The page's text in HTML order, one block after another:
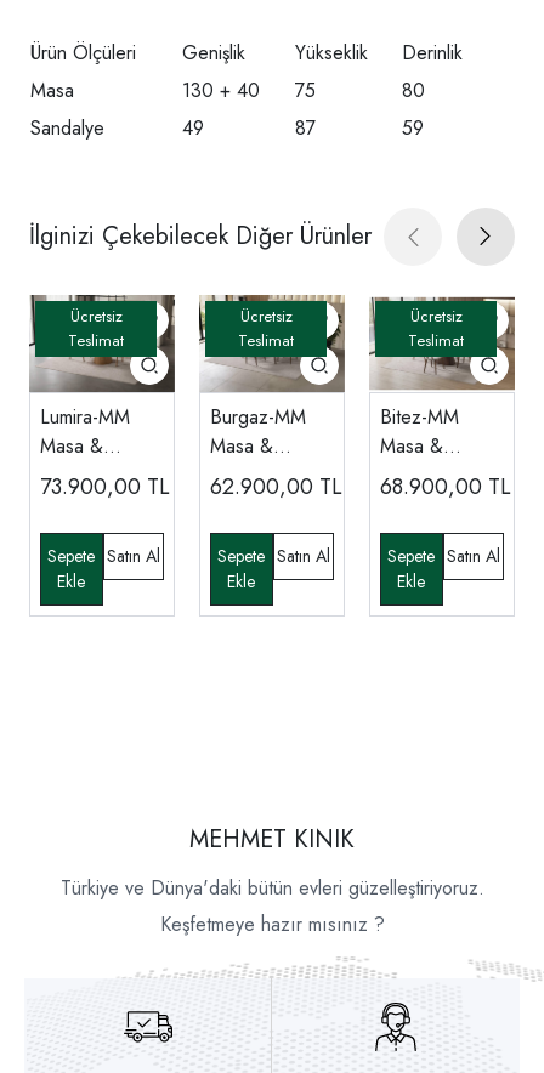
Ürün Ölçüleri Genişlik Yükseklik
Derinlik
Masa
130 + 40 75
80
Sandalye
49 87 59
İlginizi Çekebilecek Diğer Ürünler
Lumira-MM
Masa &
Sandalye
73.900,00 TL
Burgaz-MM
Masa &
Sandalye
62.900,00 TL
Bitez-MM
Masa &
Sandalye
68.900,00 TL
MEHMET KINIK
Türkiye ve Dünya'daki bütün evleri güzelleştiriyoruz.
Keşfetmeye hazır mısınız ?